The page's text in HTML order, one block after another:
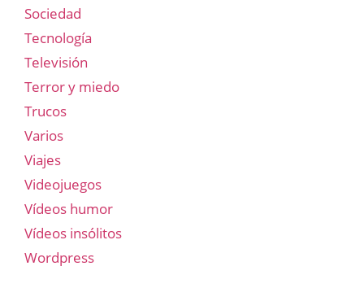
Sociedad
Tecnología
Televisión
Terror y miedo
Trucos
Varios
Viajes
Videojuegos
Vídeos humor
Vídeos insólitos
Wordpress